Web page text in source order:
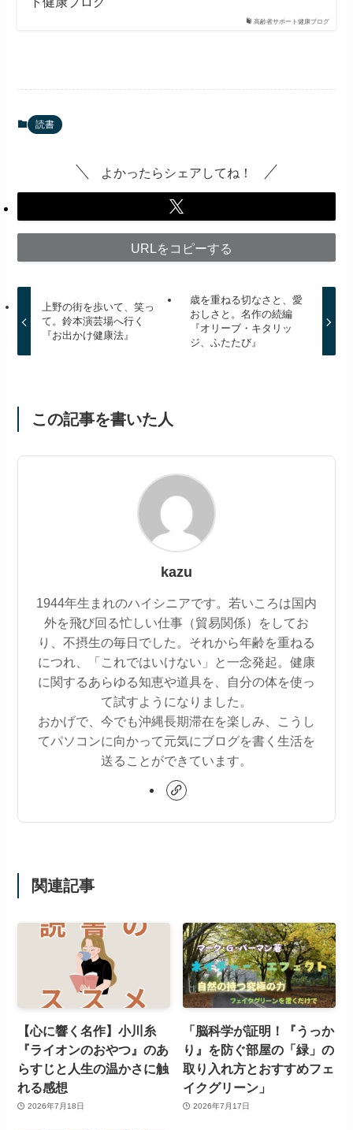
高齢者サポート健康ブログ
読書
よかったらシェアしてね！
URLをコピーする
上野の街を歩いて、笑っ
て。鈴本演芸場へ行く
『お出かけ健康法』
歳を重ねる切なさと、愛
おしさと。名作の続編
『オリーブ・キタリッ
ジ、ふたたび』
この記事を書いた人
kazu
1944年生まれのハイシニアです。若いころは国内
外を飛び回る忙しい仕事（貿易関係）をしてお
り、不摂生の毎日でした。それから年齢を重ねる
につれ、「これではいけない」と一念発起。健康
に関するあらゆる知恵や道具を、自分の体を使っ
て試すようになりました。
おかげで、今でも沖縄長期滞在を楽しみ、こうし
てパソコンに向かって元気にブログを書く生活を
送ることができています。
関連記事
【心に響く名作】小川糸
『ライオンのおやつ』のあ
らすじと人生の温かさに触
れる感想
2026年7月18日
「脳科学が証明！『うっか
り』を防ぐ部屋の「緑」の
取り入れ方とおすすめフェ
イクグリーン」
2026年7月17日